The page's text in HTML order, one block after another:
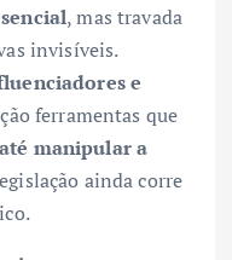
, mas travada
invisíveis.
e
ferramentas que
manipular a
ainda corre